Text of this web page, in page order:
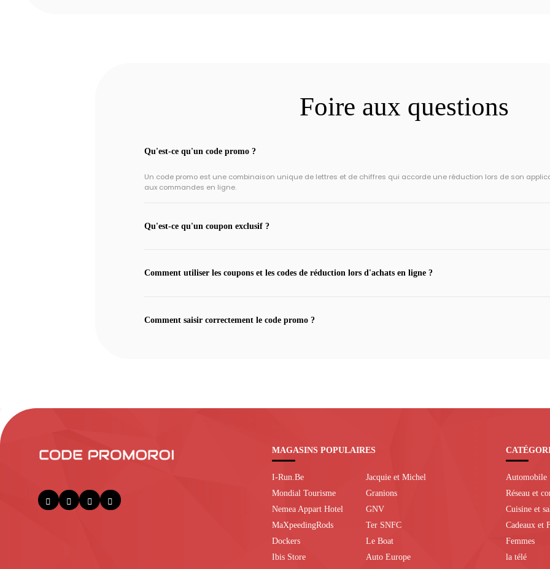
Foire aux questions
Qu'est-ce qu'un code promo ?
Un code promo est une combinaison unique de lettres et de chiffres qui accorde une réduction lors de son
aux commandes en ligne.
Qu'est-ce qu'un coupon exclusif ?
Comment utiliser les coupons et les codes de réduction lors d'achats en ligne ?
Comment saisir correctement le code promo ?
MAGASINS POPULAIRES
I-Run.Be
Mondial Tourisme
Nemea Appart Hotel
MaXpeedingRods
Dockers
Ibis Store
Jacquie et Michel
Granions
GNV
Ter SNFC
Le Boat
Auto Europe
Automobile
Réseau et
Cuisine et
Cadeaux et
Femmes
la télé